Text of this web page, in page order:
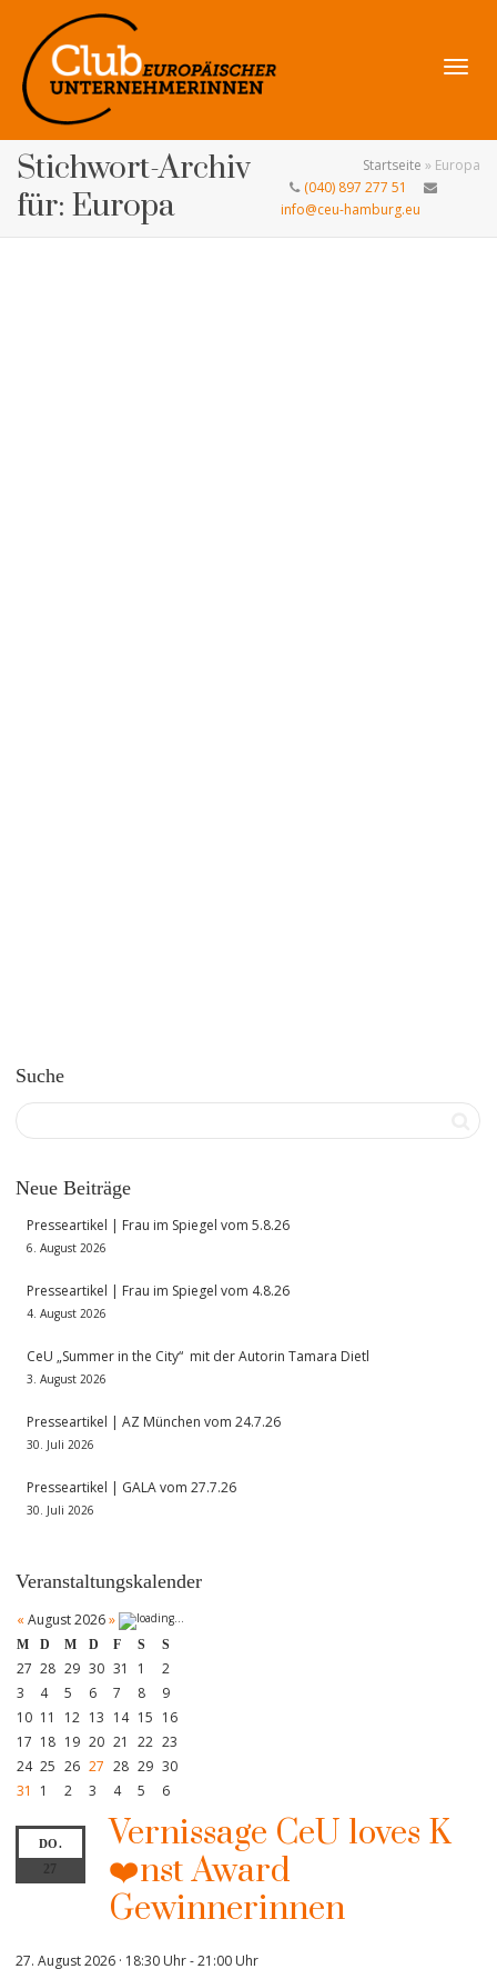
Stichwort-Archiv
für: Europa
Startseite » Europa
(040) 897 277 51
info@ceu-hamburg.eu
Suche
Neue Beiträge
Presseartikel | Frau im Spiegel vom 5.8.26
6. August 2026
Presseartikel | Frau im Spiegel vom 4.8.26
4. August 2026
CeU „Summer in the City“ mit der Autorin Tamara Dietl
3. August 2026
Presseartikel | AZ München vom 24.7.26
30. Juli 2026
Presseartikel | GALA vom 27.7.26
30. Juli 2026
Veranstaltungskalender
« August 2026»
M D M D F S S
27 28 29 30 31 1
2
3
4 5 6 7 8
9
10 11 12 13 14 15 16
17 18 19 20 21 22 23
24 25 26 27 28 29 30
31
1 2 3 4 5 6
DO.
27
Vernissage CeU loves K
❤️nst Award
Gewinnerinnen
27. August 2026 · 18:30 Uhr-21:00 Uhr